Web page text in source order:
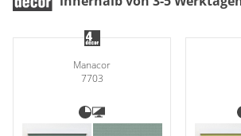
Manacor
7703